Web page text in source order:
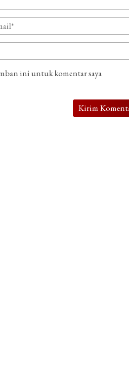
ini untuk komentar saya